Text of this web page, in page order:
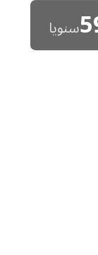
سنويا